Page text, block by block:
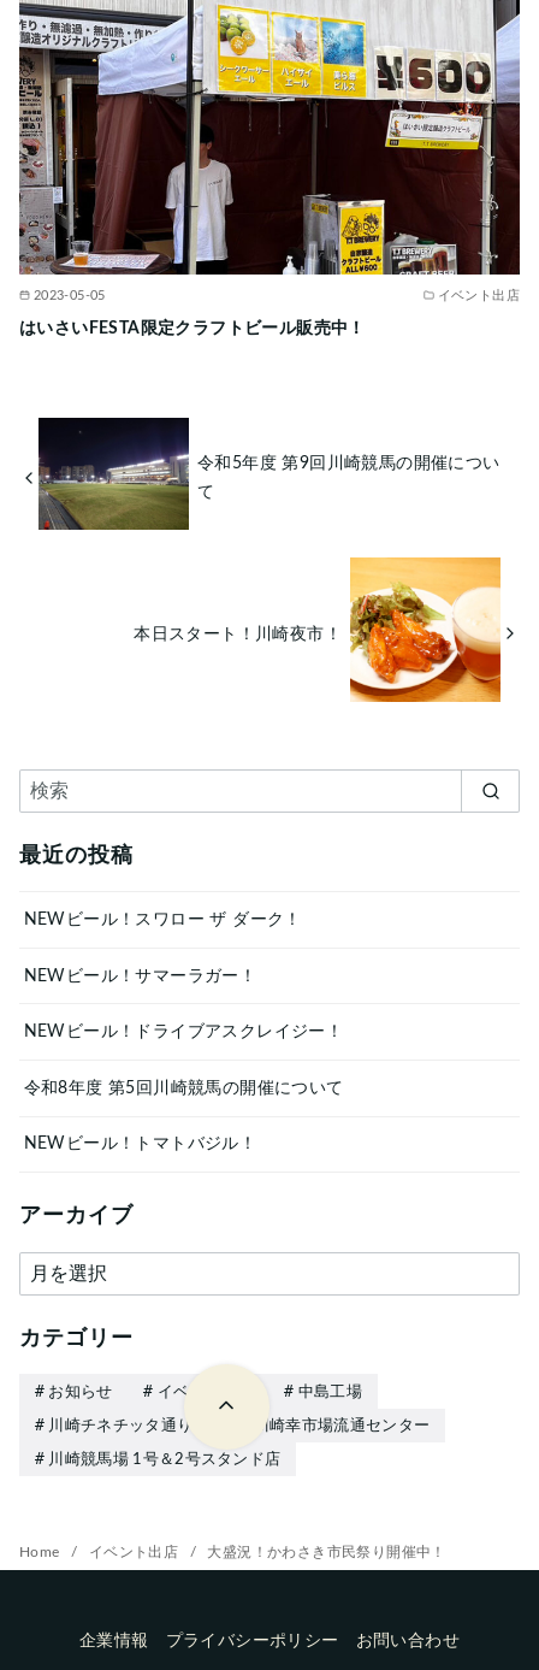
2023-05-05 イベント出店
はいさいFESTA限定クラフトビール販売中！
令和5年度 第9回川崎競馬の開催につい
て
本日スタート！川崎夜市！
最近の投稿
NEWビール！スワロー ザ ダーク！
NEWビール！サマーラガー！
NEWビール！ドライブアスクレイジー！
令和8年度 第5回川崎競馬の開催について
NEWビール！トマトバジル！
アーカイブ
ア
ー
カ
ブ
カテゴリー
お知らせ イベント出店 中島工場
川崎チネチッタ通り店 川崎幸市場流通センター
川崎競馬場 1号＆2号スタンド店
Home イベント出店 大盛況！かわさき市民祭り開催中！
企業情報 プライバシーポリシー お問い合わせ